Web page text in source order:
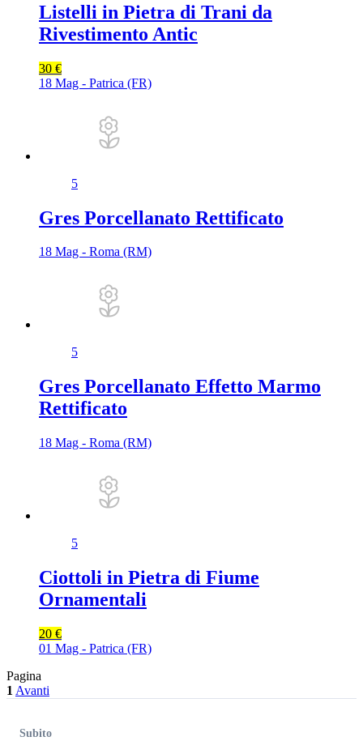
Listelli in Pietra di Trani da
Rivestimento Antic
30 €
18 Mag - Patrica (FR)
5
Gres Porcellanato Rettificato
18 Mag - Roma (RM)
5
Gres Porcellanato Effetto Marmo
Rettificato
18 Mag - Roma (RM)
5
Ciottoli in Pietra di Fiume
Ornamentali
20 €
01 Mag - Patrica (FR)
Pagina
1 Avanti
Subito